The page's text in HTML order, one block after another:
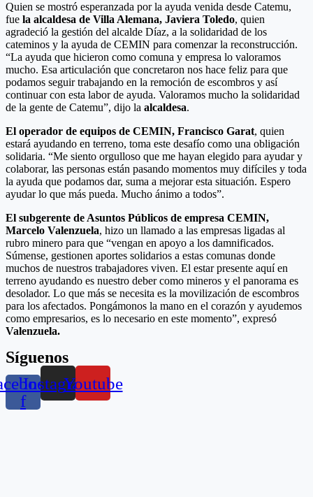
Quien se mostró esperanzada por la ayuda venida desde Catemu,
fue la alcaldesa de Villa Alemana, Javiera Toledo, quien
agradeció la gestión del alcalde Díaz, a la solidaridad de los
cateminos y la ayuda de CEMIN para comenzar la reconstrucción.
“La ayuda que hicieron como comuna y empresa lo valoramos
mucho. Esa articulación que concretaron nos hace feliz para que
podamos seguir trabajando en la remoción de escombros y así
continuar con esta labor de ayuda. Valoramos mucho la solidaridad
de la gente de Catemu”, dijo la alcaldesa.
El operador de equipos de CEMIN, Francisco Garat, quien
estará ayudando en terreno, toma este desafío como una obligación
solidaria. “Me siento orgulloso que me hayan elegido para ayudar y
colaborar, las personas están pasando momentos muy difíciles y toda
la ayuda que podamos dar, suma a mejorar esta situación. Espero
ayudar lo que más pueda. Mucho ánimo a todos”.
El subgerente de Asuntos Públicos de empresa CEMIN,
Marcelo Valenzuela, hizo un llamado a las empresas ligadas al
rubro minero para que “vengan en apoyo a los damnificados.
Súmense, gestionen aportes solidarios a estas comunas donde
muchos de nuestros trabajadores viven. El estar presente aquí en
terreno ayudando es nuestro deber como mineros y el panorama es
desolador. Lo que más se necesita es la movilización de escombros
para los afectados. Pongámonos la mano en el corazón y ayudemos
como empresarios, es lo necesario en este momento”, expresó
Valenzuela.
Síguenos
f
InstagramYoutube